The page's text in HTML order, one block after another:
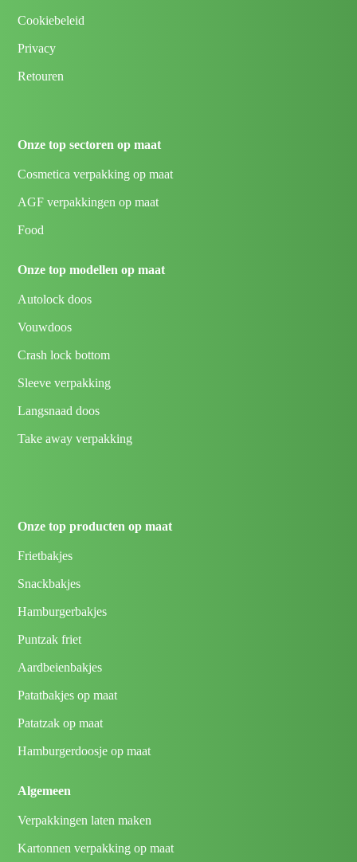
Cookiebeleid
Privacy
Retouren
Onze top sectoren op maat
Cosmetica verpakking op maat
AGF verpakkingen op maat
Food
Onze top modellen op maat
Autolock doos
Vouwdoos
Crash lock bottom
Sleeve verpakking
Langsnaad doos
Take away verpakking
Onze top producten op maat
Frietbakjes
Snackbakjes
Hamburgerbakjes
Puntzak friet
Aardbeienbakjes
Patatbakjes op maat
Patatzak op maat
Hamburgerdoosje op maat
Algemeen
Verpakkingen laten maken
Kartonnen verpakking op maat